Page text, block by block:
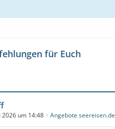
für Euch
2026 um 14:48 Angebote seereisen.de